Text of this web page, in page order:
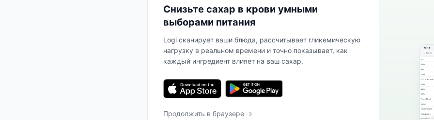
Снизьте сахар в крови умными
выборами питания
Logi сканирует ваши блюда, рассчитывает гликемическую
нагрузку в реальном времени и точно показывает, как
каждый ингредиент влияет на ваш сахар.
Продолжить в браузере →